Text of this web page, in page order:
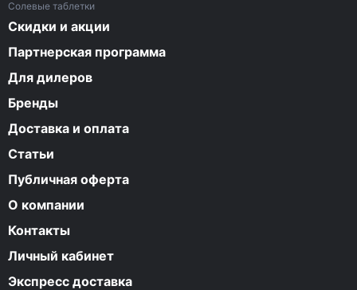
Солевые таблетки
Скидки и акции
Партнерская программа
Для дилеров
Бренды
Доставка и оплата
Статьи
Публичная оферта
О компании
Контакты
Личный кабинет
Экспресс доставка